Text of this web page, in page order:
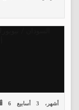
6 أشهر، 3 أسابيع